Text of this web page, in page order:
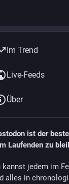
Folgen
senden
Im Trend
Live-Feeds
Über
ist der
Laufenden zu
kannst jedem im
alles in